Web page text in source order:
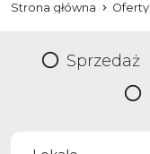
Strona główna Oferty
Sprzedaż